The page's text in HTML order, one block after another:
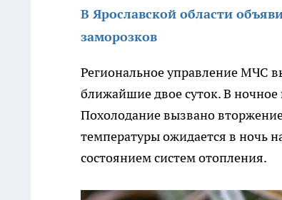
В Ярославской области
заморозков
Региональное управление МЧС
ближайшие двое суток. В ночное
Похолодание вызвано
температуры ожидается в ночь
состоянием систем отопления.